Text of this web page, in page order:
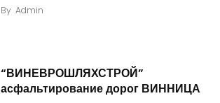
By Admin
“ВИНЕВРОШЛЯХСТРОЙ”
асфальтирование дорог ВИННИЦА